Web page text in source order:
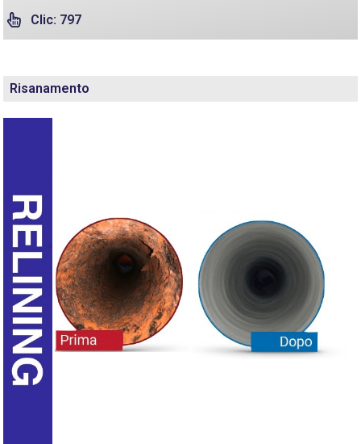
Clic: 797
Risanamento